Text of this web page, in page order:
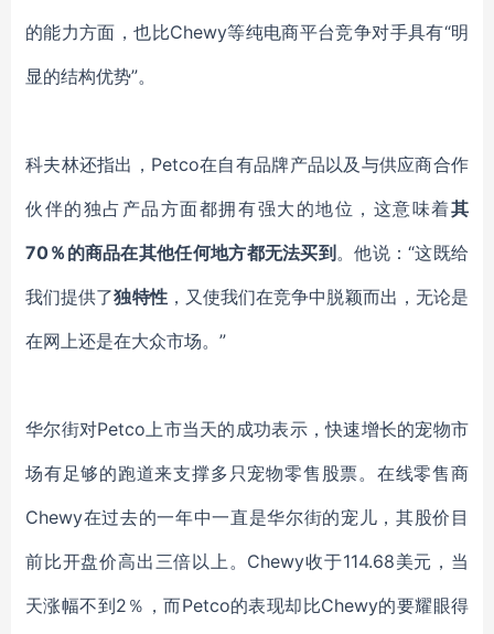
的能力方面，也比Chewy等纯电商平台竞争对手具有“明
显的结构优势”。
科夫林还指出， Petco在自有品牌产品以及与供应商合作
伙伴的独占产品方面都拥有强大的地位，这意味着其
70％的商品在其他任何地方都无法买到 。他说：“这既给
我们提供了独特性，又使我们在竞争中脱颖而出，无论是
在网上还是在大众市场。 ”
华尔街对Petco上市当天的成功表示，快速增长的宠物市
场有足够的跑道来支撑多只宠物零售股票。在线零售商
Chewy在过去的一年中一直是华尔街的宠儿，其股价目
前比开盘价高出三倍以上。Chewy收于114.68美元，当
天涨幅不到2％ ，而Petco的表现却比Chewy的要耀眼得